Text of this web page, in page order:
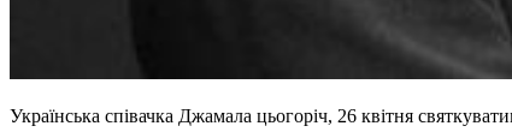
Українська співачка Джамала цьогоріч, 26 квітня